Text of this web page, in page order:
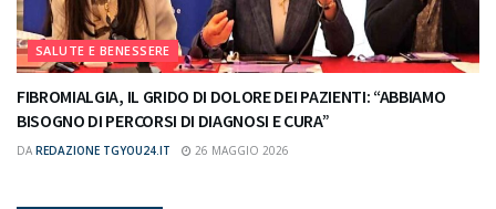
SALUTE E BENESSERE
FIBROMIALGIA, IL GRIDO DI DOLORE DEI PAZIENTI: “ABBIAMO
BISOGNO DI PERCORSI DI DIAGNOSI E CURA”
DA REDAZIONE TGYOU24.IT 26 MAGGIO 2026